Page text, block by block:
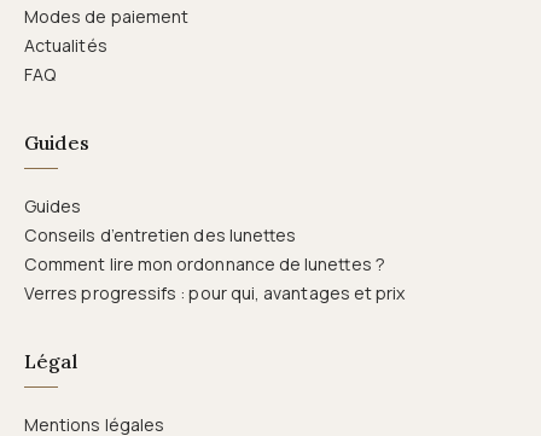
Modes de paiement
Actualités
FAQ
Guides
Guides
Conseils d’entretien des lunettes
Comment lire mon ordonnance de lunettes ?
Verres progressifs : pour qui, avantages et prix
Légal
Mentions légales